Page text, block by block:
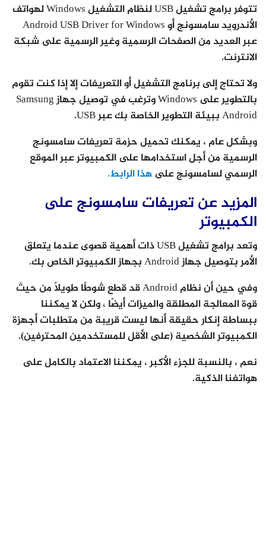
تتوفر برامج تشغيل USB لنظام التشغيل Windows لهواتف
الأندرويد سامسونج أو Android USB Driver for Windows
عبر العديد من الصفحات الرسمية وغير الرسمية على شبكة
الانترنت.
ولا تحتاج إلى برنامج التشغيل أو التعريفات إلا إذا كنت تقوم
بالتطوير على Windows وترغب في توصيل جهاز Samsung
Android ببيئة التطوير الخاصة بك عبر USB.
وبشكل عام ، يمكنك تحميل حزمة تعريفات سامسونج
الرسمية من أجل استخدامها على الكمبيوتر عبر الموقع
الرسمي لسامسونج علىهذا الرابط.
المزيد عن تعريفات سامسونج على
الكمبيوتر
وتعد برامج تشغيل USB ذات أهمية قصوى عندما يتعلق
الأمر بتوصيل جهاز Android بجهاز الكمبيوتر الخاص بك.
وفي حين أن نظام Android قد قطع شوطًا طويلاً من حيث
قوة المعالجة المطلقة والميزات أيضًا ، ولكن لا يمكننا
ببساطة إنكار حقيقة أنها ليست قريبة من متطلبات أجهزة
الكمبيوتر الشخصية (على الأقل للمستخدمين المحترفين).
نعم ، بالنسبة للجزء الأكبر ، يمكننا الاعتماد بالكامل على
هواتفنا الذكية.